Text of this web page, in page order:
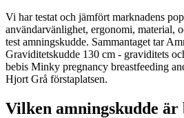
Vi har testat och jämfört marknadens
användarvänlighet, ergonomi, material,
test amningskudde. Sammantaget tar
Graviditetskudde 130 cm - graviditets
bebis Minky pregnancy breastfeeding
Hjort Grå förstaplatsen.
Vilken amningskudde är